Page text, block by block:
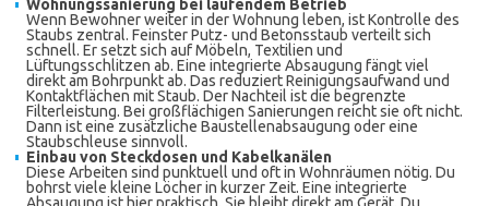
Wohnungssanierung bei laufendem Betrieb
Wenn Bewohner weiter in der Wohnung leben, ist Kontrolle des
Staubs zentral. Feinster Putz- und Betonsstaub verteilt sich
schnell. Er setzt sich auf Möbeln, Textilien und
Lüftungsschlitzen ab. Eine integrierte Absaugung fängt viel
direkt am Bohrpunkt ab. Das reduziert Reinigungsaufwand und
Kontaktflächen mit Staub. Der Nachteil ist die begrenzte
Filterleistung. Bei großflächigen Sanierungen reicht sie oft nicht.
Dann ist eine zusätzliche Baustellenabsaugung oder eine
Staubschleuse sinnvoll.
Einbau von Steckdosen und Kabelkanälen
Diese Arbeiten sind punktuell und oft in Wohnräumen nötig. Du
bohrst viele kleine Löcher in kurzer Zeit. Eine integrierte